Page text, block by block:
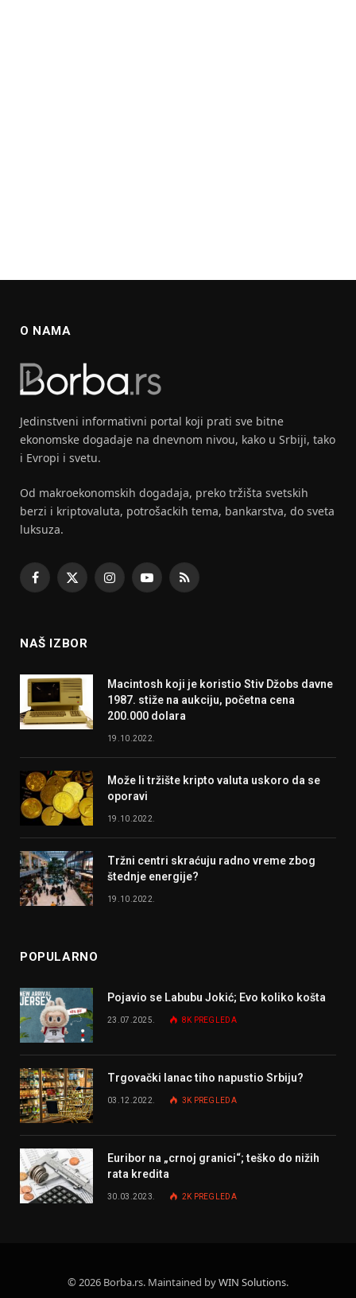
O NAMA
Jedinstveni informativni portal koji prati sve bitne
ekonomske dogadaje na dnevnom nivou, kako u Srbiji, tako
i Evropi i svetu.
Od makroekonomskih dogadaja, preko tržišta svetskih
berzi i kriptovaluta, potrošackih tema, bankarstva, do sveta
luksuza.
Facebook
X
InstagramYouTubeRSS
NAŠ IZBOR
Macintosh koji je koristio Stiv Džobs davne
1987. stiže na aukciju, početna cena
200.000 dolara
19.10.2022.
Može li tržište kripto valuta uskoro da se
oporavi
19.10.2022.
Tržni centri skraćuju radno vreme zbog
štednje energije?
19.10.2022.
POPULARNO
Pojavio se Labubu Jokić; Evo koliko košta
23.07.2025. 8K PREGLEDA
Trgovački lanac tiho napustio Srbiju?
03.12.2022. 3K PREGLEDA
Euribor na „crnoj granici“; teško do nižih
rata kredita
30.03.2023. 2K PREGLEDA
© 2026 Borba.rs. Maintained byWIN Solutions.